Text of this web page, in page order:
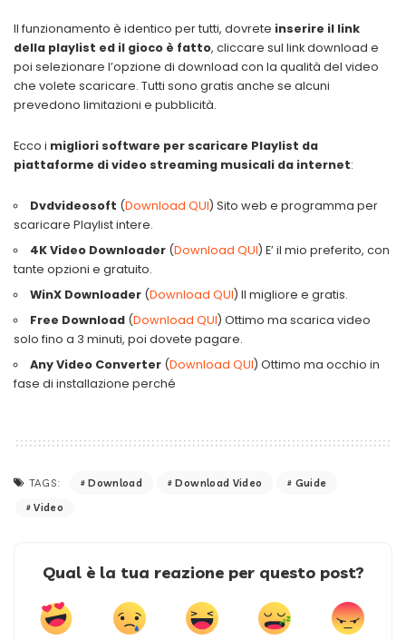
Il funzionamento è identico per tutti, dovrete inserire il link
della playlist ed il gioco è fatto, cliccare sul link download e
poi selezionare l’opzione di download con la qualità del video
che volete scaricare. Tutti sono gratis anche se alcuni
prevedono limitazioni e pubblicità.
Ecco i migliori software per scaricare Playlist da
piattaforme di video streaming musicali da internet:
Dvdvideosoft (Download QUI) Sito web e programma per
scaricare Playlist intere.
4K Video Downloader(Download QUI) E’ il mio preferito, con
tante opzioni e gratuito.
WinX Downloader(Download QUI) Il migliore e gratis.
Free Download(Download QUI) Ottimo ma scarica video
solo fino a 3 minuti, poi dovete pagare.
Any Video Converter(Download QUI) Ottimo ma occhio in
fase di installazione perché
TAGS: Download Download Video
Guide
Video
Qual è la tua reazione per questo post?